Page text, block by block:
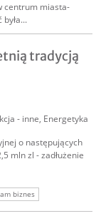
centrum miasta-
tradycją
- inne, Energetyka
o następujących
mln zl - zadłużenie
biznes
sprzedam udziały